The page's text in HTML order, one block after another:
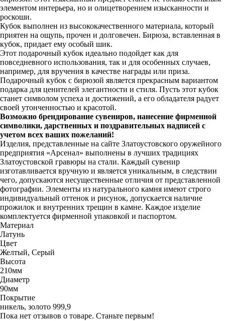
элементом интерьера, но и олицетворением изысканности и
роскоши.
Кубок выполнен из высококачественного материала, который
приятен на ощупь, прочен и долговечен. Бирюза, вставленная в
кубок, придает ему особый шик.
Этот подарочный кубок идеально подойдет как для
повседневного использования, так и для особенных случаев,
например, для вручения в качестве награды или приза.
Подарочный кубок с бирюзой является прекрасным вариантом
подарка для ценителей элегантности и стиля. Пусть этот кубок
станет символом успеха и достижений, а его обладателя радует
своей утонченностью и красотой.
Возможно брендирование сувениров, нанесение фирменной
символики, дарственных и поздравительных надписей с
учетом всех ваших пожеланий!
Изделия, представленные на сайте Златоустовского оружейного
предприятия «Арсенал» выполнены в лучших традициях
Златоустовской гравюры на стали. Каждый сувенир
изготавливается вручную и является уникальным, в следствии
чего, допускаются несущественные отличия от представленной
фотографии. Элементы из натурального камня имеют строго
индивидуальный оттенок и рисунок, допускается наличие
прожилок и внутренних трещин в камне. Каждое изделие
комплектуется фирменной упаковкой и паспортом.
Материал
Латунь
Цвет
Желтый, Серый
Высота
210мм
Диаметр
90мм
Покрытие
никель, золото 999,9
Пока нет отзывов о товаре. Станьте первым!